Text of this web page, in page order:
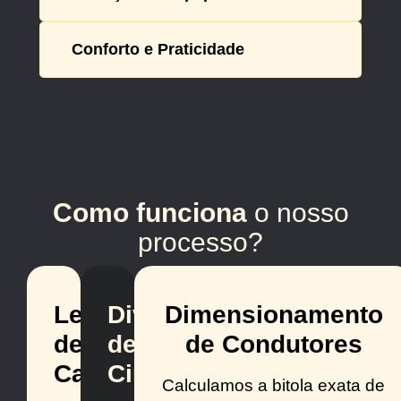
Conforto e Praticidade
Como funcionao nosso
processo?
Levantamento
de
Cargas
Divisão
de
Circuitos
Dimensionamento
de Condutores
Calculamos a bitola exata de